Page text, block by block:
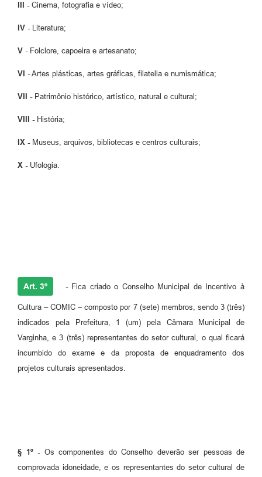
III - Cinema, fotografia e vídeo;
IV -Literatura;
V -Folclore, capoeira e artesanato;
VI -Artes plásticas, artes gráficas, filatelia e numismática;
VII -Patrimônio histórico, artístico, natural e cultural;
VIII -História;
IX -Museus, arquivos, bibliotecas e centros culturais;
X -Ufologia.
Art. 3º -Fica criado o Conselho Municipal de Incentivo à
Cultura – COMIC – composto por 7 (sete) membros, sendo 3 (três)
indicados pela Prefeitura, 1 (um) pela Câmara Municipal de
Varginha, e 3 (três) representantes do setor cultural, o qual ficará
incumbido do exame e da proposta de enquadramento dos
projetos culturais apresentados.
§ 1º -Os componentes do Conselho deverão ser pessoas de
comprovada idoneidade, e os representantes do setor cultural de